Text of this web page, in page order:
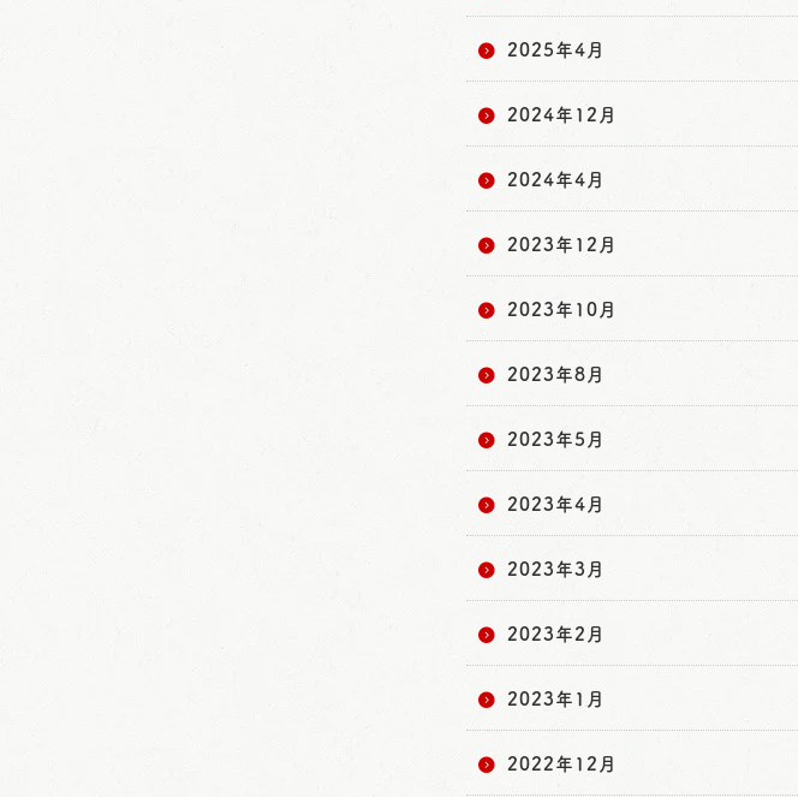
2025年4月
2024年12月
2024年4月
2023年12月
2023年10月
2023年8月
2023年5月
2023年4月
2023年3月
2023年2月
2023年1月
2022年12月